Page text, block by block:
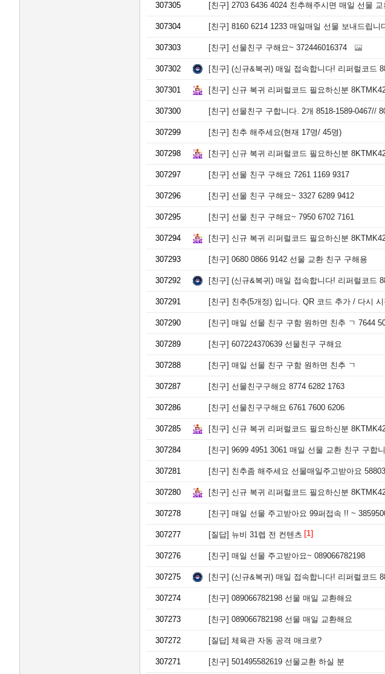
307305 [친구] 2703 6436 4024 친추해주시면 매일 선물 교
307304 [친구] 8160 6214 1233 매일매일 선물 보내드립니다. 열
307303 [친구] 선물친구 구해요~ 372446016374
307302 [친구] (신규&복귀) 매일 접속합니다! 리퍼럴코드
307301 [친구] 신규 복귀 리퍼럴코드 필요하신분
307300 [친구] 선물친구 구합니다. 2개 8518-1589-0467//
307299 [친구] 친추 해주세요(현재 17명/ 45명)
307298 [친구] 신규 복귀 리퍼럴코드 필요하신분
307297 [친구] 선물 친구 구해요 7261 1169 9317
307296 [친구] 선물 친구 구해요~ 3327 6289 9412
307295 [친구] 선물 친구 구해요~ 7950 6702 7161
307294 [친구] 신규 복귀 리퍼럴코드 필요하신분
307293 [친구] 0680 0866 9142 선물 교환 친구 구해용
307292 [친구] (신규&복귀) 매일 접속합니다! 리퍼럴코드
307291 [친구] 친추(5개정) 입니다. QR 코드 추가 / 다시
307290 [친구] 매일 선물 친구 구함 원하면 친추 ㄱ 7644
307289 [친구] 607224370639 선물친구 구해요
307288 [친구] 매일 선물 친구 구함 원하면 친추 ㄱ
307287 [친구] 선물친구구해요 8774 6282 1763
307286 [친구] 선물친구구해요 6761 7600 6206
307285 [친구] 신규 복귀 리퍼럴코드 필요하신분
307284 [친구] 9699 4951 3061 매일 선물 교환 친구 구합
307281 [친구] 친추좀 해주세요 선물매일주고받아요
307280 [친구] 신규 복귀 리퍼럴코드 필요하신분
307278 [친구] 매일 선물 주고받아요 99퍼접속 !! ~
307277 [질답] 뉴비 31렙 전 컨텐츠 [1]
307276 [친구] 매일 선물 주고받아요~ 089066782198
307275 [친구] (신규&복귀) 매일 접속합니다! 리퍼럴코드
307274 [친구] 089066782198 선물 매일 교환해요
307273 [친구] 089066782198 선물 매일 교환해요
307272 [질답] 체육관 자동 공격 매크로?
307271 [친구] 501495582619 선물교환 하실 분